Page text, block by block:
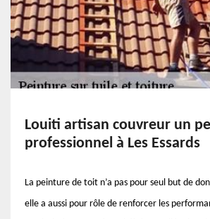
Louiti artisan couvreur un
professionnel à Les Essards
La peinture de toit n’a pas pour seul but de
elle a aussi pour rôle de renforcer les